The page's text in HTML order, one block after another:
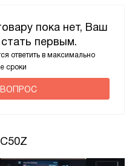
пока нет, Ваш
первым.
ответить в максимально
сроки